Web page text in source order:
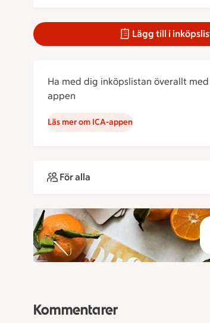
Lägg till i
Ha med dig inköpslistan överallt med
appen
Läs mer om ICA-appen
För alla
Kommentarer